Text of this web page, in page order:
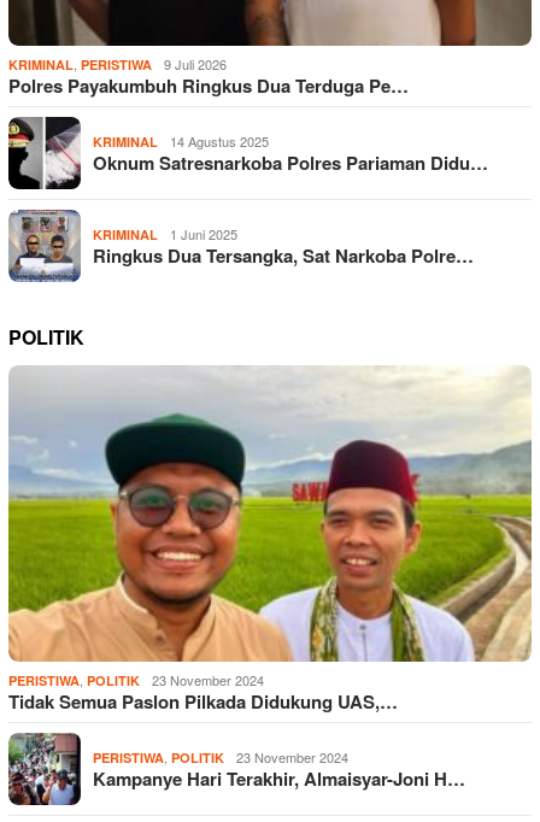
KRIMINAL, PERISTIWA 9 Juli 2026
Polres Payakumbuh Ringkus Dua Terduga Pe…
KRIMINAL 14 Agustus 2025
Oknum Satresnarkoba Polres Pariaman Didu…
KRIMINAL 1 Juni 2025
Ringkus Dua Tersangka, Sat Narkoba Polre…
POLITIK
PERISTIWA POLITIK 23 November 2024
Tidak Semua Paslon Pilkada Didukung UAS,…
PERISTIWA POLITIK 23 November 2024
Kampanye Hari Terakhir, Almaisyar-Joni H…